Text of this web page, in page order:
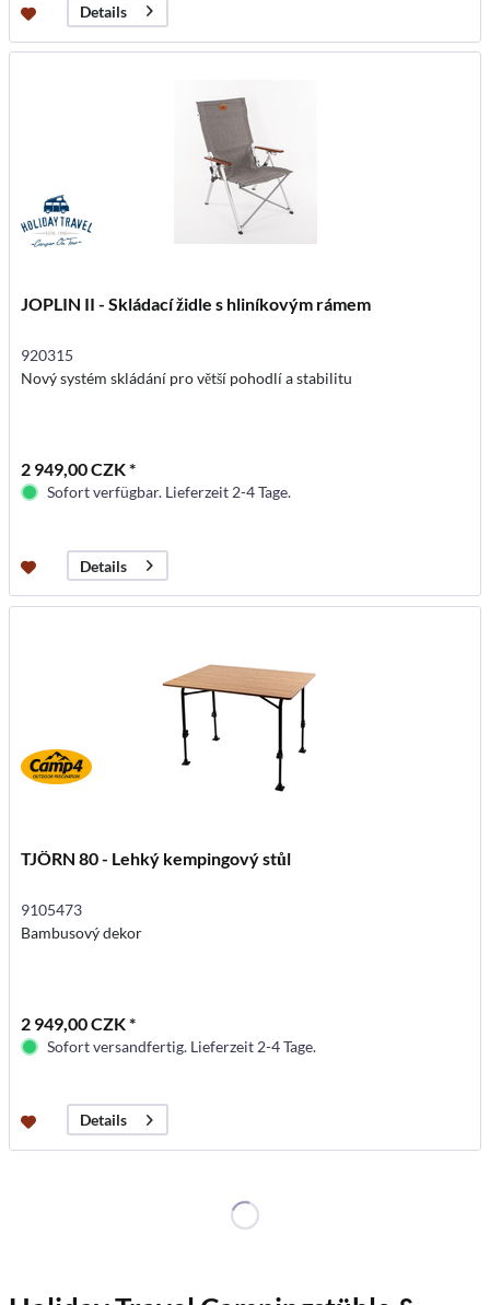
Details
JOPLIN II - Skládací židle s hliníkovým rámem
920315
Nový systém skládání pro větší pohodlí a stabilitu
2 949,00 CZK *
Sofort verfügbar. Lieferzeit 2-4 Tage.
Details
TJÖRN 80 - Lehký kempingový stůl
9105473
Bambusový dekor
2 949,00 CZK *
Sofort versandfertig. Lieferzeit 2-4 Tage.
Details